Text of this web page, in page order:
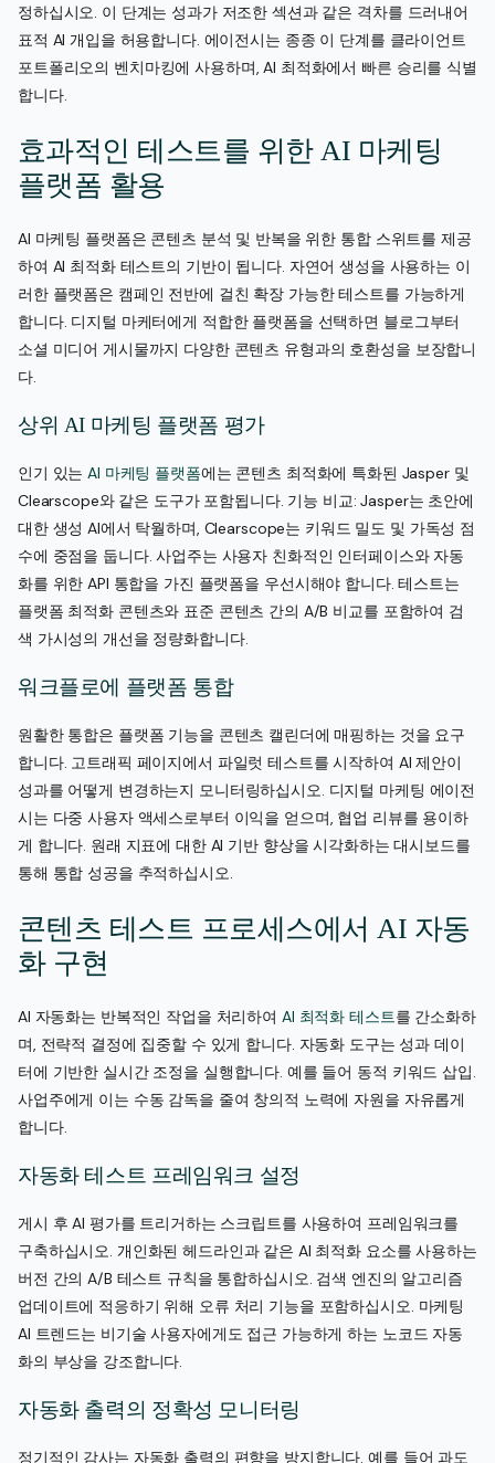
정하십시오. 이 단계는 성과가 저조한 섹션과 같은 격차를 드러내어
표적 AI 개입을 허용합니다. 에이전시는 종종 이 단계를 클라이언트
포트폴리오의 벤치마킹에 사용하며, AI 최적화에서 빠른 승리를 식별
합니다.
효과적인 테스트를 위한 AI 마케팅
플랫폼 활용
AI 마케팅 플랫폼은 콘텐츠 분석 및 반복을 위한 통합 스위트를 제공
하여 AI 최적화 테스트의 기반이 됩니다. 자연어 생성을 사용하는 이
러한 플랫폼은 캠페인 전반에 걸친 확장 가능한 테스트를 가능하게
합니다. 디지털 마케터에게 적합한 플랫폼을 선택하면 블로그부터
소셜 미디어 게시물까지 다양한 콘텐츠 유형과의 호환성을 보장합니
다.
상위 AI 마케팅 플랫폼 평가
인기 있는AI 마케팅 플랫폼에는 콘텐츠 최적화에 특화된 Jasper 및
Clearscope와 같은 도구가 포함됩니다. 기능 비교: Jasper는 초안에
대한 생성 AI에서 탁월하며, Clearscope는 키워드 밀도 및 가독성 점
수에 중점을 둡니다. 사업주는 사용자 친화적인 인터페이스와 자동
화를 위한 API 통합을 가진 플랫폼을 우선시해야 합니다. 테스트는
플랫폼 최적화 콘텐츠와 표준 콘텐츠 간의 A/B 비교를 포함하여 검
색 가시성의 개선을 정량화합니다.
워크플로에 플랫폼 통합
원활한 통합은 플랫폼 기능을 콘텐츠 캘린더에 매핑하는 것을 요구
합니다. 고트래픽 페이지에서 파일럿 테스트를 시작하여 AI 제안이
성과를 어떻게 변경하는지 모니터링하십시오. 디지털 마케팅 에이전
시는 다중 사용자 액세스로부터 이익을 얻으며, 협업 리뷰를 용이하
게 합니다. 원래 지표에 대한 AI 기반 향상을 시각화하는 대시보드를
통해 통합 성공을 추적하십시오.
콘텐츠 테스트 프로세스에서 AI 자동
화 구현
AI 자동화는 반복적인 작업을 처리하여 AI 최적화 테스트를 간소화하
며, 전략적 결정에 집중할 수 있게 합니다. 자동화 도구는 성과 데이
터에 기반한 실시간 조정을 실행합니다. 예를 들어 동적 키워드 삽입.
사업주에게 이는 수동 감독을 줄여 창의적 노력에 자원을 자유롭게
합니다.
자동화 테스트 프레임워크 설정
게시 후 AI 평가를 트리거하는 스크립트를 사용하여 프레임워크를
구축하십시오. 개인화된 헤드라인과 같은 AI 최적화 요소를 사용하는
버전 간의 A/B 테스트 규칙을 통합하십시오. 검색 엔진의 알고리즘
업데이트에 적응하기 위해 오류 처리 기능을 포함하십시오. 마케팅
AI 트렌드는 비기술 사용자에게도 접근 가능하게 하는 노코드 자동
화의 부상을 강조합니다.
자동화 출력의 정확성 모니터링
정기적인 감사는 자동화 출력의 편향을 방지합니다. 예를 들어 과도